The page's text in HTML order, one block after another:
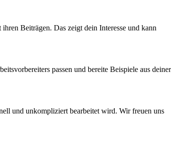
Beiträgen. Das zeigt dein Interesse und kann
passen und bereite Beispiele aus deiner
und unkompliziert bearbeitet wird. Wir freuen uns